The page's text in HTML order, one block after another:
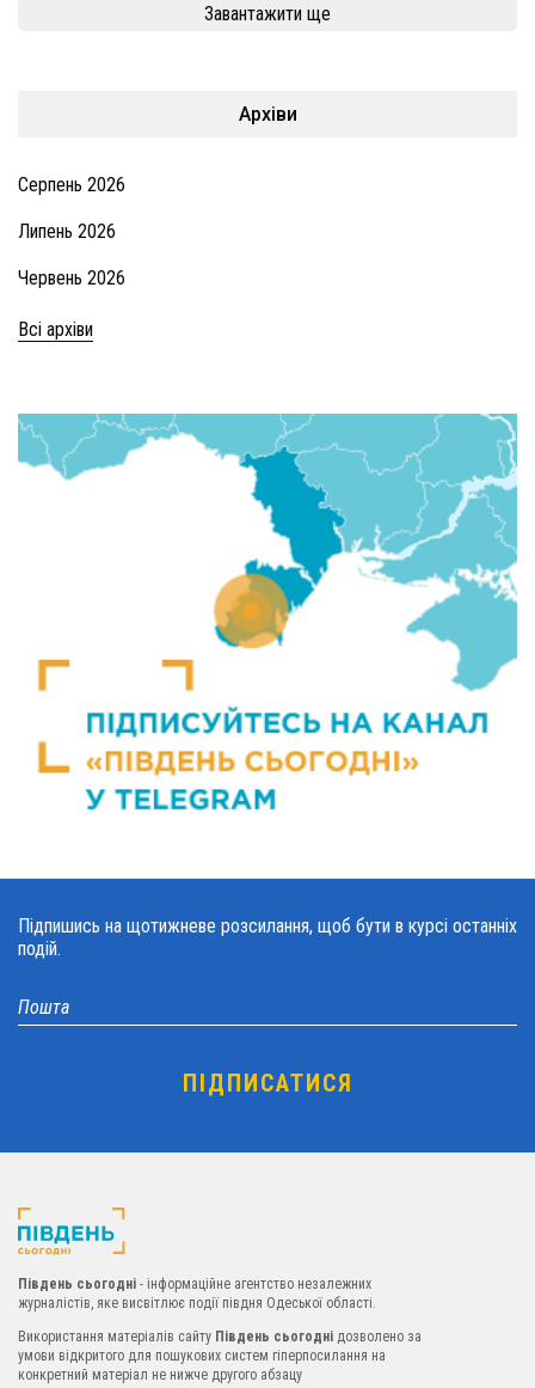
Завантажити ще
Архіви
Серпень 2026
Липень 2026
Червень 2026
Всі архіви
Підпишись на щотижневе розсилання, щоб бути в курсі останніх
подій.
Південь сьогодні - інформаційне агентство незалежних
журналістів, яке висвітлює події півдня Одеської області.
Використання матеріалів сайту Південь сьогодні дозволено за
умови відкритого для пошукових систем гіперпосилання на
конкретний матеріал не нижче другого абзацу